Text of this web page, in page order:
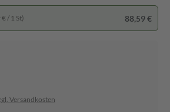
/ 1 St) 88,59 €
Versandkosten